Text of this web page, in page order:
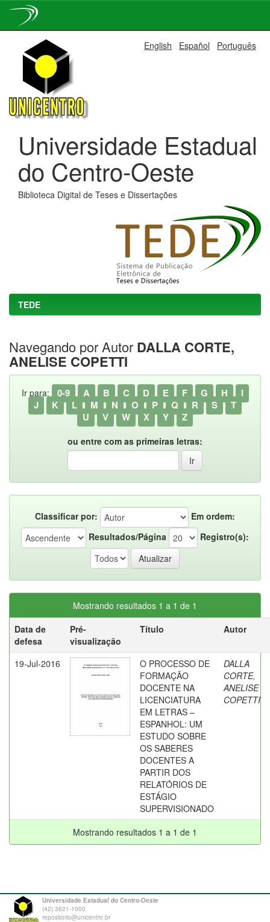
navigation
English Español Português
Universidade Estadual
do Centro-Oeste
Biblioteca Digital de Teses e Dissertações
TEDE
Navegando por Autor DALLA CORTE,
ANELISE COPETTI
Ir para: 0-9 A B C D E F G H
I
J
K L M N O P Q R S
T
U
V W X Y Z
ou entre com as primeiras letras:
Classificar por:
Em ordem:
Resultados/Página
Registro(s):
Mostrando resultados 1 a 1 de 1
Data de
defesa
Pré-
visualização
Título Autor
19-Jul-2016
O PROCESSO DE
FORMAÇÃO
DOCENTE NA
LICENCIATURA
EM LETRAS –
ESPANHOL: UM
ESTUDO SOBRE
OS SABERES
DOCENTES A
PARTIR DOS
RELATÓRIOS DE
ESTÁGIO
SUPERVISIONADO
DALLA
CORTE,
ANELISE
COPETTI
Mostrando resultados 1 a 1 de 1
Universidade Estadual do Centro-Oeste
(42) 3621-1000
repositorio@unicentro.br